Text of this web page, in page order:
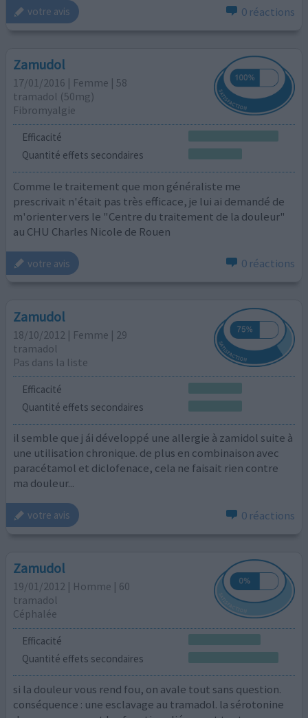
votre avis 0 réactions
Zamudol
17/01/2016 | Femme | 58
tramadol (50mg)
Fibromyalgie
Efficacité
Quantité effets secondaires
Comme le traitement que mon généraliste me
prescrivait n'était pas très efficace, je lui ai demandé de
m'orienter vers le "Centre du traitement de la douleur"
au CHU Charles Nicole de Rouen
votre avis 0 réactions
Zamudol
18/10/2012 | Femme | 29
tramadol
Pas dans la liste
Efficacité
Quantité effets secondaires
il semble que j ái développé une allergie à zamidol suite à
une utilisation chronique. de plus en combinaison avec
paracétamol et diclofenace, cela ne faisait rien contre
ma douleur...
votre avis 0 réactions
Zamudol
19/01/2012 | Homme | 60
tramadol
Céphalée
Efficacité
Quantité effets secondaires
si la douleur vous rend fou, on avale tout sans question.
conséquence : une esclavage au tramadol. la sérotonine